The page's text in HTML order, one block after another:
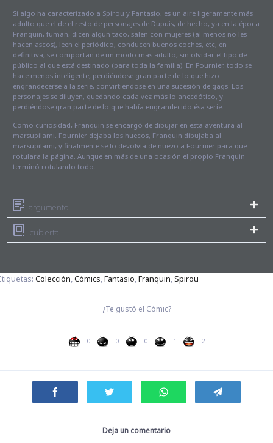
Si algo ha caracterizado a Spirou y Fantasio, es un aire ligeramente más
adulto que el de el resto de personajes de Dupuis, de hecho, ya en la época
Franquin, fuman, dicen algún taco, salen con mujeres (al menos no les
hacen ascos), leen el periódico, conducen buenos coches, etc, en
definitiva, se comportan de un modo más adulto, sin olvidar el tipo de
público al que está destinado (para toda la familia). En Fournier, todo se
hace menos inteligente, perdiéndose gran parte de lo que hizo
engrandecerse a la serie, convirtiéndose en una sucesión de gags. Los
personajes se diluyen, quedando cada vez más lo anecdótico, y
perdiéndose gran parte de lo que había engrandecido ésa serie.
Como curiosidad, Franquin se encargó de dibujar en esta aventura al
marsupilami. Fournier dejaba los huecos, Franquin dibujaba al
marsupilami, y finalmente se lo devolvía de nuevo a Fournier para que
rotulara la página. Aunque en más de una ocasión el propio Franquin
terminó rotulando todo.
argumento
cubierta
Colección Cómics Fantasio Franquin Spirou
¿Te gustó el Cómic?
0 0 0 1 2
Deja un comentario